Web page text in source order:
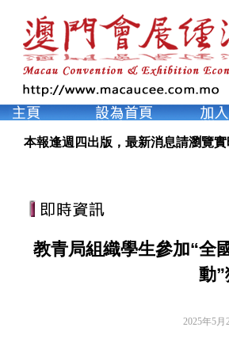
本報逢週四出版，最新消息請瀏覽實
教青局組織學生參加“全
動
2025年5月